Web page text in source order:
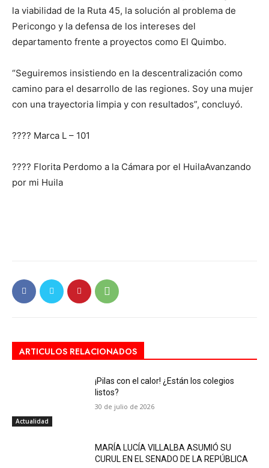
la viabilidad de la Ruta 45, la solución al problema de
Pericongo y la defensa de los intereses del
departamento frente a proyectos como El Quimbo.
“Seguiremos insistiendo en la descentralización como
camino para el desarrollo de las regiones. Soy una mujer
con una trayectoria limpia y con resultados”, concluyó.
????️ Marca L – 101
???? Florita Perdomo a la Cámara por el HuilaAvanzando
por mi Huila
ARTICULOS RELACIONADOS
Actualidad
¡Pilas con el calor! ¿Están los colegios
listos?
30 de julio de 2026
MARÍA LUCÍA VILLALBA ASUMIÓ SU
CURUL EN EL SENADO DE LA REPÚBLICA